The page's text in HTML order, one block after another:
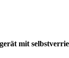
mit